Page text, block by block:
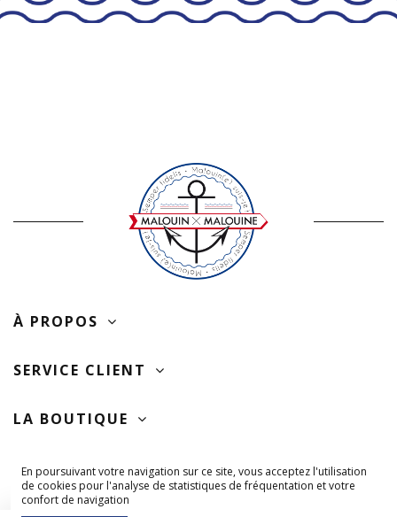
À PROPOS
SERVICE CLIENT
LA BOUTIQUE
SUIVEZ-NOUS
En poursuivant votre navigation sur ce site, vous acceptez l'utilisation
de cookies pour l'analyse de statistiques de fréquentation et votre
confort de navigation